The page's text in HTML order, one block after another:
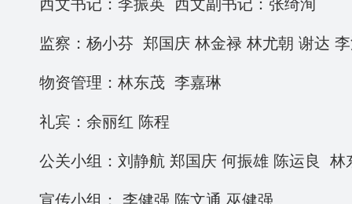
监察：杨小芬 郑国庆 林金禄 林尤朝 谢达
物资管理：林东茂 李嘉琳
礼宾：余丽红 陈程
公关小组：刘静航 郑国庆 何振雄 陈运良 林
宣传小组： 李健强 陈文通 巫健强